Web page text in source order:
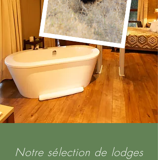
Notre sélection de lodges